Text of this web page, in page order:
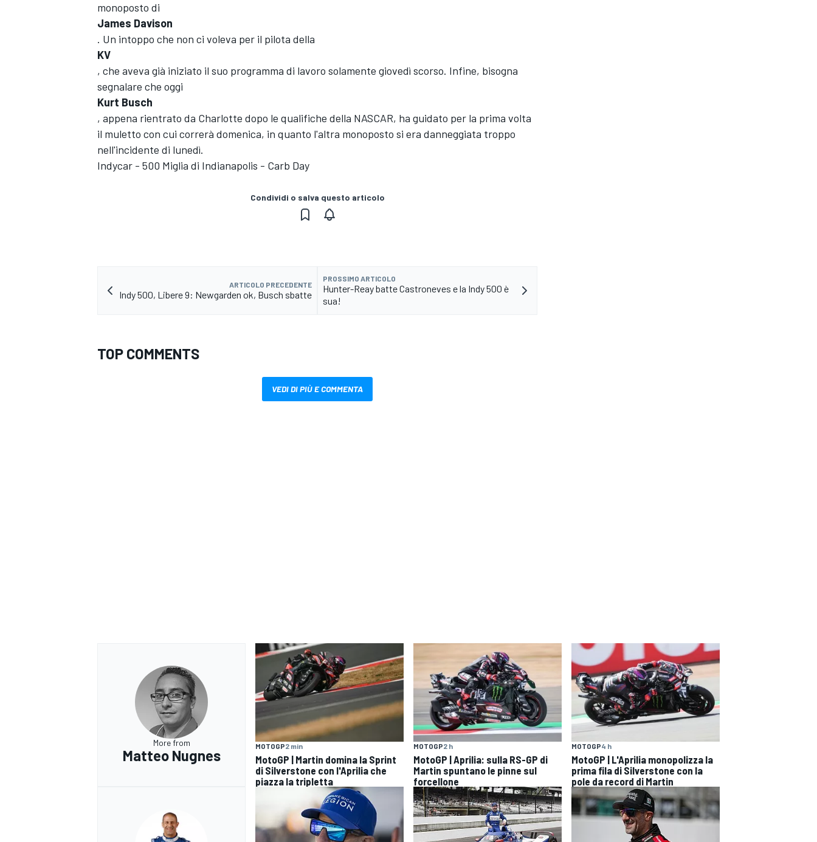
MONOMARCA
monoposto di
James Davison
. Un intoppo che non ci voleva per il pilota della
KV
, che aveva già iniziato il suo programma di lavoro solamente giovedì scorso. Infine, bisogna
segnalare che oggi
Kurt Busch
, appena rientrato da Charlotte dopo le qualifiche della NASCAR, ha guidato per la prima volta
il muletto con cui correrà domenica, in quanto l'altra monoposto si era danneggiata troppo
nell'incidente di lunedì.
Indycar - 500 Miglia di Indianapolis - Carb Day
Condividi o salva questo articolo
ARTICOLO PRECEDENTE
Indy 500, Libere 9: Newgarden ok, Busch sbatte
PROSSIMO ARTICOLO
Hunter-Reay batte Castroneves e la Indy 500 è
sua!
TOP COMMENTS
VEDI DI PIÙ E COMMENTA
More from
Matteo Nugnes
MOTOGP2 min
MotoGP | Martin domina la Sprint
di Silverstone con l'Aprilia che
piazza la tripletta
MOTOGP2 h
MotoGP | Aprilia: sulla RS-GP di
Martin spuntano le pinne sul
forcellone
MOTOGP4 h
MotoGP | L'Aprilia monopolizza la
prima fila di Silverstone con la
pole da record di Martin